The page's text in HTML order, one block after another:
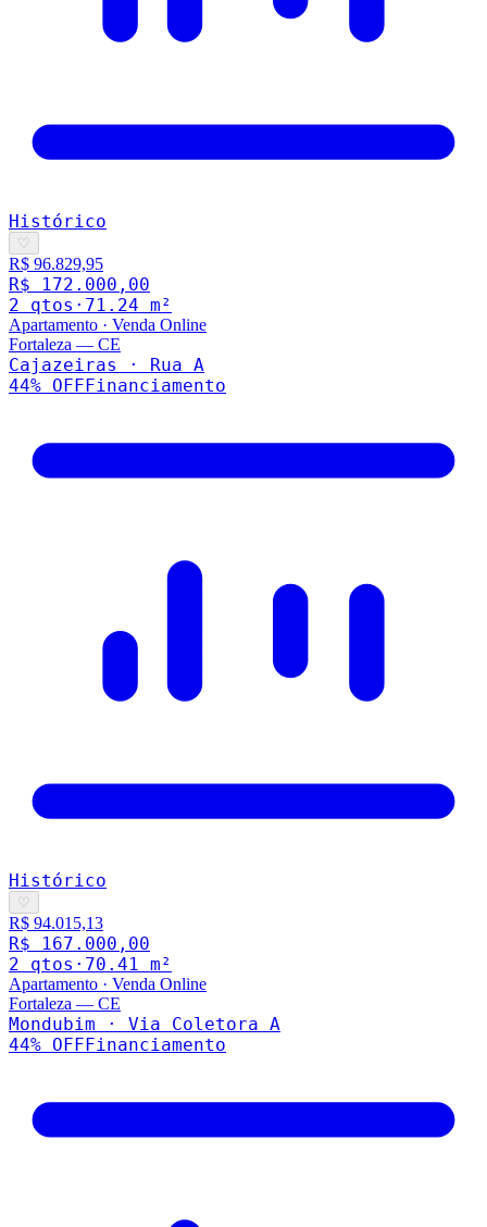
Histórico
♡
R$ 96.829,95
R$ 172.000,00
2 qtos · 71.24 m²
Apartamento · Venda Online
Fortaleza — CE
Cajazeiras · Rua A
44% OFFFinanciamento
Histórico
♡
R$ 94.015,13
R$ 167.000,00
2 qtos · 70.41 m²
Apartamento · Venda Online
Fortaleza — CE
Mondubim · Via Coletora A
44% OFFFinanciamento